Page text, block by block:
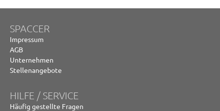
SPACCER
Impressum
AGB
Unternehmen
Stellenangebote
HILFE / SERVICE
Häufig gestellte Fragen